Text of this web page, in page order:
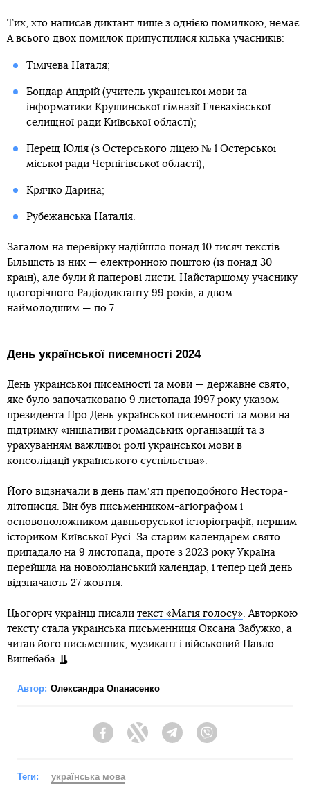
Тих, хто написав диктант лише з однією помилкою, немає.
А всього двох помилок припустилися кілька учасників:
Тімічева Наталя;
Бондар Андрій (учитель української мови та
інформатики Крушинської гімназії Глевахівської
селищної ради Київської області);
Перещ Юлія (з Остерського ліцею № 1 Остерської
міської ради Чернігівської області);
Крячко Дарина;
Рубежанська Наталія.
Загалом на перевірку надійшло понад 10 тисяч текстів.
Більшість із них — електронною поштою (із понад 30
країн), але були й паперові листи. Найстаршому учаснику
цьогорічного Радіодиктанту 99 років, а двом
наймолодшим — по 7.
День української писемності 2024
День української писемності та мови — державне свято,
яке було започатковано 9 листопада 1997 року указом
президента Про День української писемності та мови на
підтримку «ініціативи громадських організацій та з
урахуванням важливої ролі української мови в
консолідації українського суспільства».
Його відзначали в день памʼяті преподобного Нестора-
літописця. Він був письменником-агіографом і
основоположником давньоруської історіографії, першим
істориком Київської Русі. За старим календарем свято
припадало на 9 листопада, проте з 2023 року Україна
перейшла на новоюліанський календар, і тепер цей день
відзначають 27 жовтня.
Цьогоріч українці писали текст «Магія голосу» . Авторкою
тексту стала українська письменниця Оксана Забужко, а
читав його письменник, музикант і військовий Павло
Вишебаба.
Автор: Олександра Опанасенко
FacebookTwitter Telegram
Теги: українська мова